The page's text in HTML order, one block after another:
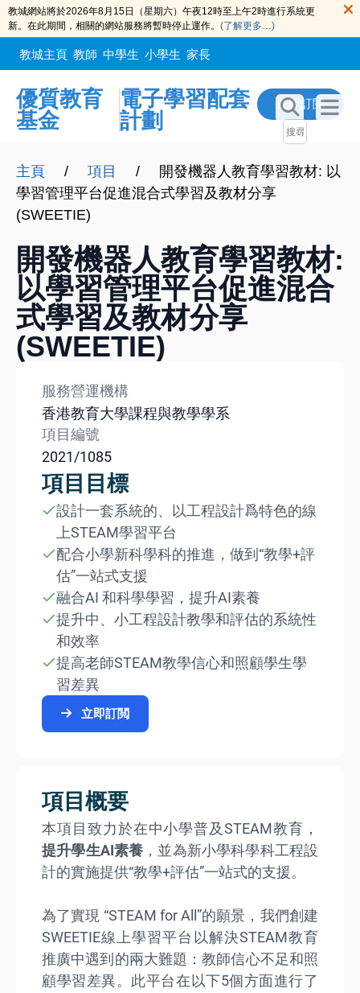
教城網站將於2026年8月15日（星期六）午夜12時至上午2時進行系統更
新。在此期間，相關的網站服務將暫時停止運作。 (了解更多…)
教城主頁 教師 中學生 小學生 家長
優質教育
基金
電子學習配套
計劃
立即訂閲
主頁 / 項目 /
開發機器人教育學習教材: 以
學習管理平台促進混合式學習及教材分享
(SWEETIE)
開發機器人教育學習教材:
以學習管理平台促進混合
式學習及教材分享
(SWEETIE)
服務營運機構
香港教育大學課程與教學學系
項目編號
2021/1085
項目目標
設計一套系統的、以工程設計爲特色的線
上STEAM學習平台
配合小學新科學科的推進，做到“教學+評
估”一站式支援
融合AI 和科學學習，提升AI素養
提升中、小工程設計教學和評估的系統性
和效率
提高老師STEAM教學信心和照顧學生學
習差異
立即訂閲
項目概要
本項目致力於在中小學普及STEAM教育，
提升學生AI素養 ，並為新小學科學科工程設
計的實施提供“教學+評估”一站式的支援。
為了實現 “STEAM for All”的願景，我們創建
SWEETIE線上學習平台以解決STEAM教育
推廣中遇到的兩大難題：教師信心不足和照
顧學習差異。此平台在以下5個方面進行了